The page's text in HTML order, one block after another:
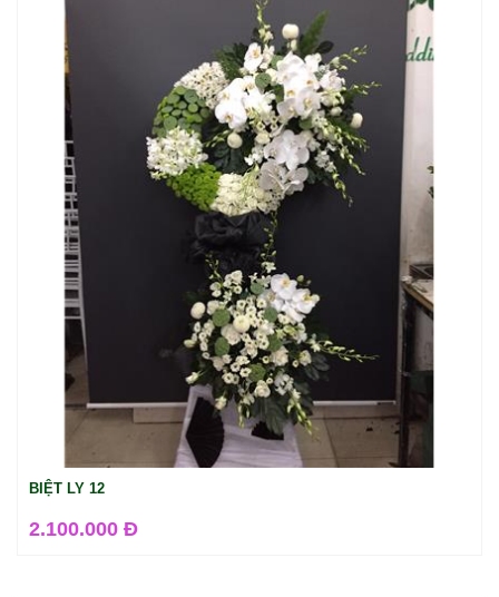
BIỆT LY 12
2.100.000 Đ